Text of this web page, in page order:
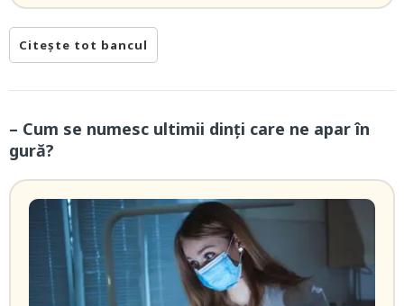
Citește tot bancul
– Cum se numesc ultimii dinți care ne apar în
gură?